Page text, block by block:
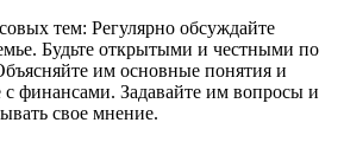
тем: Регулярно обсуждайте
Будьте открытыми и честными по
им основные понятия и
финансами. Задавайте им вопросы и
свое мнение.